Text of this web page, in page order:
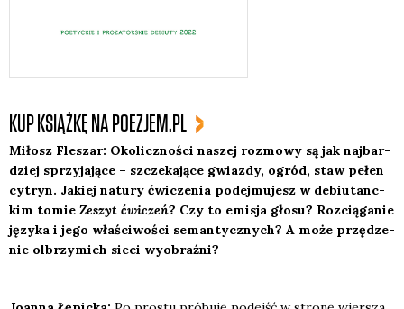
KUP KSIĄŻKĘ NA POEZJEM.PL
Miłosz Fle­szar: Oko­licz­no­ści naszej roz­mo­wy są jak naj­bar­
dziej sprzy­ja­ją­ce – szcze­ka­ją­ce gwiaz­dy, ogród, staw pełen
cytryn. Jakiej natu­ry ćwi­cze­nia podej­mu­jesz w debiu­tanc­
kim tomie Zeszyt ćwi­czeń? Czy to emi­sja gło­su? Roz­cią­ga­nie
języ­ka i jego wła­ści­wo­ści seman­tycz­nych? A może przę­dze­
nie olbrzy­mich sie­ci wyobraź­ni?